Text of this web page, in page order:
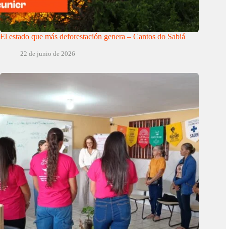
El estado que más deforestación genera – Cantos do Sabiá
22 de junio de 2026